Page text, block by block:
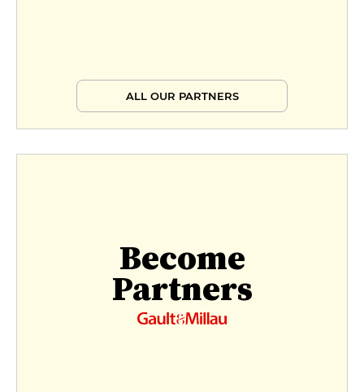
ALL OUR PARTNERS
Become
Partners